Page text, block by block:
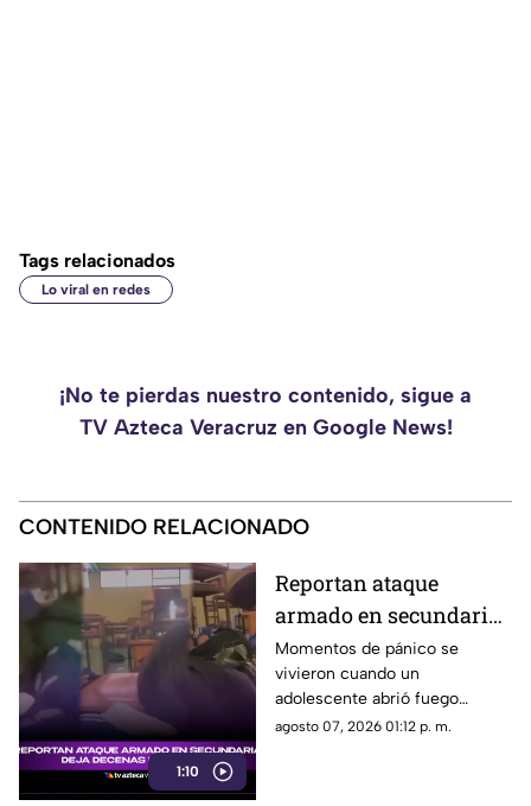
Tags relacionados
Lo viral en redes
¡No te pierdas nuestro contenido, sigue a
TV Azteca Veracruz en Google News!
CONTENIDO RELACIONADO
1:10
Reportan ataque
armado en secundaria
deja decenas de
heridos; ¿Hay muertos?
Momentos de pánico se
vivieron cuando un
adolescente abrió fuego
dentro de una secundaria. El
agosto 07, 2026 01:12 p. m.